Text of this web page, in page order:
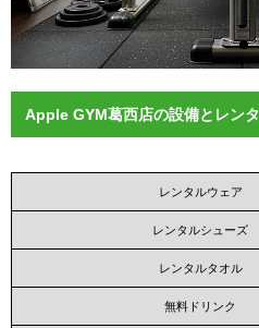
Apple GYM葛西店の設備とレン
レンタルウェア
レンタルシューズ
レンタルタオル
無料ドリンク